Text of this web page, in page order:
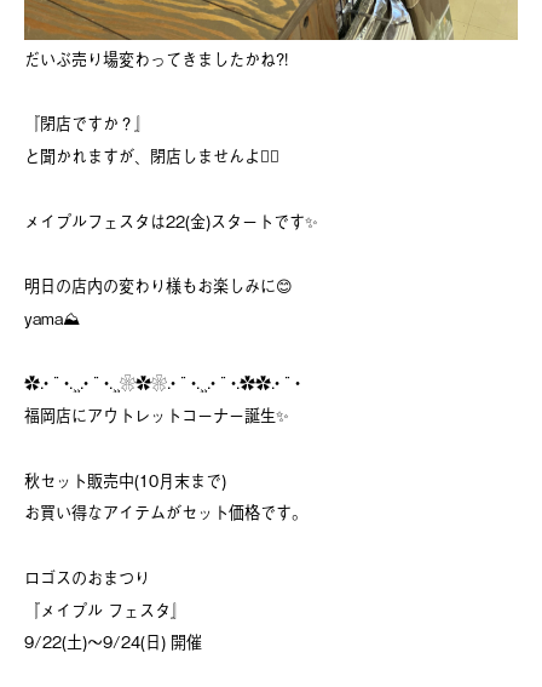
だいぶ売り場変わってきましたかね?!
『閉店ですか？』
と聞かれますが、閉店しませんよ🙅‍♀️
メイプルフェスタは22(金)スタートです✨️
明日の店内の変わり様もお楽しみに😊
yama⛰
✿.•¨•.¸¸.•¨•.¸¸❀✿❀.•¨•.¸¸.•¨•.✿✿.•¨•
福岡店にアウトレットコーナー誕生✨
秋セット販売中(10月末まで)
お買い得なアイテムがセット価格です。
ロゴスのおまつり
『メイプル フェスタ』
9/22(土)～9/24(日) 開催